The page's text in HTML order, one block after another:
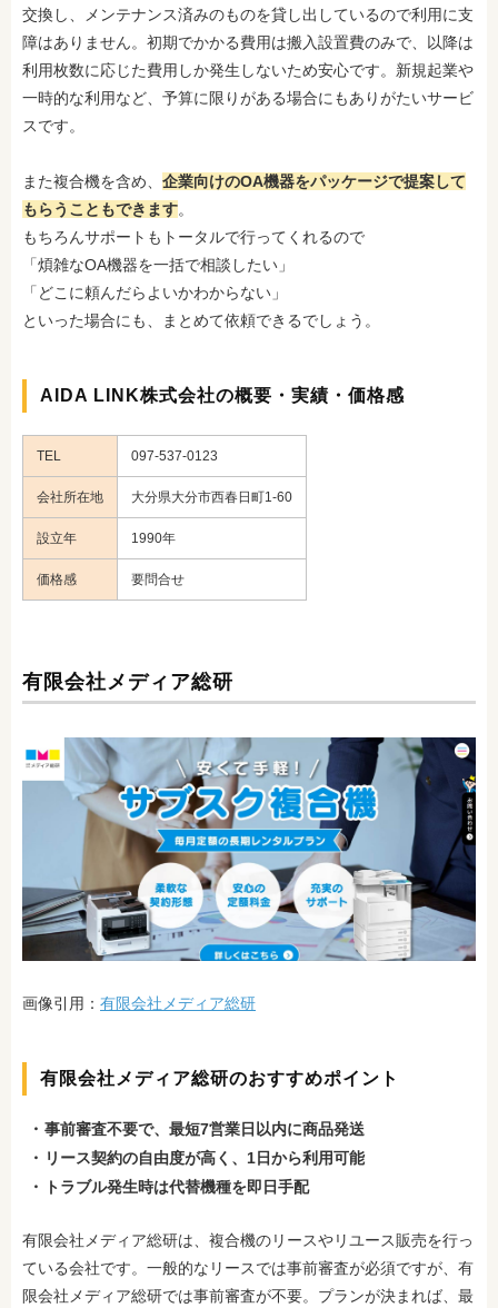
交換し、メンテナンス済みのものを貸し出しているので利用に支
障はありません。初期でかかる費用は搬入設置費のみで、以降は
利用枚数に応じた費用しか発生しないため安心です。新規起業や
一時的な利用など、予算に限りがある場合にもありがたいサービ
スです。
また複合機を含め、 企業向けのOA機器をパッケージで提案して
もらうこともできます。
もちろんサポートもトータルで行ってくれるので
「煩雑なOA機器を一括で相談したい」
「どこに頼んだらよいかわからない」
といった場合にも、まとめて依頼できるでしょう。
AIDA LINK株式会社の概要・実績・価格感
TEL 097-537-0123
会社所在地 大分県大分市西春日町1-60
設立年 1990年
価格感 要問合せ
有限会社メディア総研
画像引用： 有限会社メディア総研
有限会社メディア総研のおすすめポイント
事前審査不要で、最短7営業日以内に商品発送
リース契約の自由度が高く、1日から利用可能
トラブル発生時は代替機種を即日手配
有限会社メディア総研は、複合機のリースやリユース販売を行っ
ている会社です。一般的なリースでは事前審査が必須ですが、有
限会社メディア総研では事前審査が不要。プランが決まれば、最